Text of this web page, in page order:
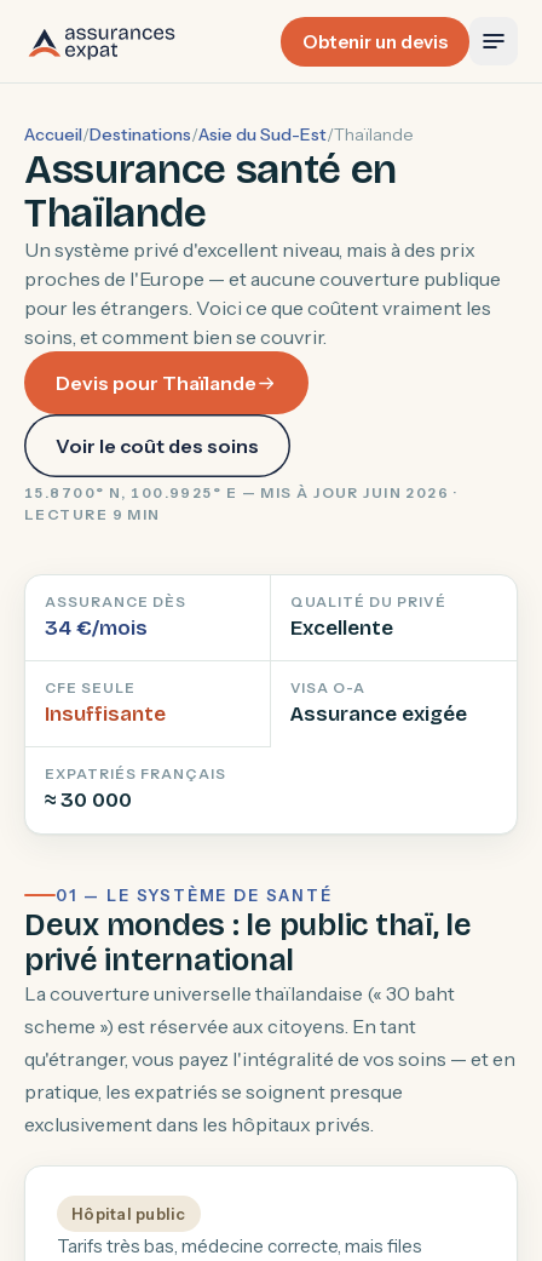
Obtenir un devis
Accueil/Destinations/Asie du Sud-Est/Thaïlande
Assurance santé en
Thaïlande
Un système privé d'excellent niveau, mais à des prix
proches de l'Europe — et aucune couverture publique
pour les étrangers. Voici ce que coûtent vraiment les
soins, et comment bien se couvrir.
Devis pour Thaïlande
Voir le coût des soins
15.8700° N, 100.9925° E — MIS À JOUR JUIN 2026 ·
LECTURE 9 MIN
ASSURANCE DÈS
34 €/mois
QUALITÉ DU PRIVÉ
Excellente
CFE SEULE
Insuffisante
VISA O-A
Assurance exigée
EXPATRIÉS FRANÇAIS
≈ 30 000
01 — LE SYSTÈME DE SANTÉ
Deux mondes : le public thaï, le
privé international
La couverture universelle thaïlandaise (« 30 baht
scheme ») est réservée aux citoyens. En tant
qu'étranger, vous payez l'intégralité de vos soins — et en
pratique, les expatriés se soignent presque
exclusivement dans les hôpitaux privés.
Hôpital public
Tarifs très bas, médecine correcte, mais files